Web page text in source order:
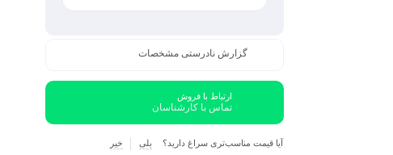
گزارش نادرستی مشخصات
ارتباط با فروش
تماس با کارشناسان
آیا قیمت مناسب‌تری سراغ دارید؟ بلی خیر